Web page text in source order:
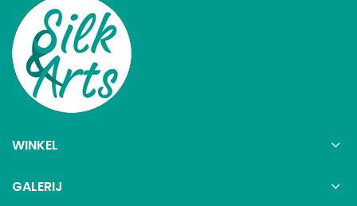
WINKEL
GALERIJ